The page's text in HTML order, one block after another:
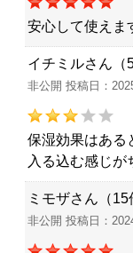
安心して使えま
イチミルさん（5
非公開 投稿日：
保湿効果はある
入る込む感じが
ミモザさん（15
非公開 投稿日：